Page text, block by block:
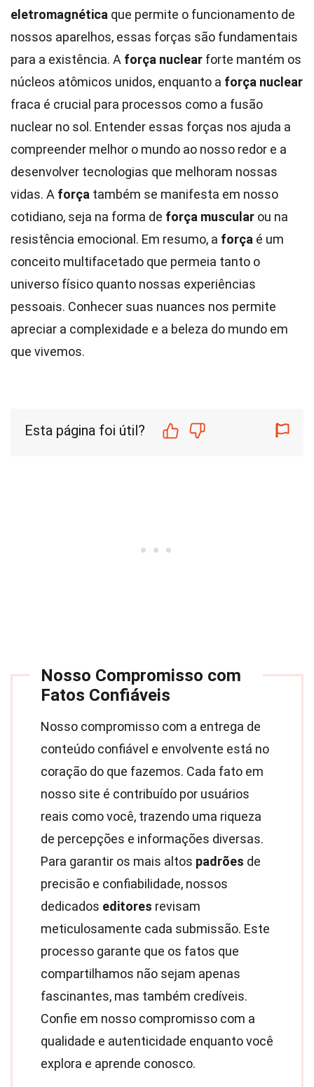
eletromagnética que permite o funcionamento de
nossos aparelhos, essas forças são fundamentais
para a existência. A força nuclear forte mantém os
núcleos atômicos unidos, enquanto a força nuclear
fraca é crucial para processos como a fusão
nuclear no sol. Entender essas forças nos ajuda a
compreender melhor o mundo ao nosso redor e a
desenvolver tecnologias que melhoram nossas
vidas. A força também se manifesta em nosso
cotidiano, seja na forma de força muscular ou na
resistência emocional. Em resumo, a força é um
conceito multifacetado que permeia tanto o
universo físico quanto nossas experiências
pessoais. Conhecer suas nuances nos permite
apreciar a complexidade e a beleza do mundo em
que vivemos.
Esta página foi útil?
Nosso Compromisso com
Fatos Confiáveis
Nosso compromisso com a entrega de
conteúdo confiável e envolvente está no
coração do que fazemos. Cada fato em
nosso site é contribuído por usuários
reais como você, trazendo uma riqueza
de percepções e informações diversas.
Para garantir os mais altos padrões de
precisão e confiabilidade, nossos
dedicados editores revisam
meticulosamente cada submissão. Este
processo garante que os fatos que
compartilhamos não sejam apenas
fascinantes, mas também credíveis.
Confie em nosso compromisso com a
qualidade e autenticidade enquanto você
explora e aprende conosco.